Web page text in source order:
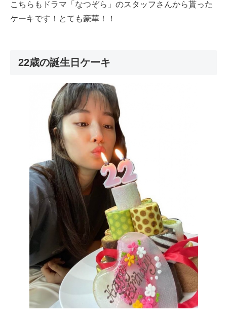
こちらもドラマ「なつぞら」のスタッフさんから貰った
ケーキです！とても豪華！！
22歳の誕生日ケーキ